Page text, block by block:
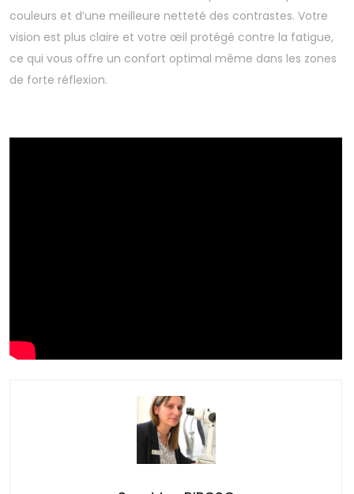
couleurs et d’une meilleure netteté des contrastes. Votre
vision est plus claire et votre œil protégé contre la fatigue,
ce qui vous offre un confort optimal même dans les zones
de forte réflexion.